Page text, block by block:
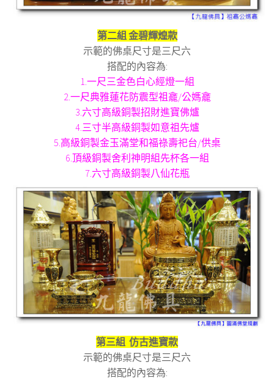
第二組 金碧輝煌款
示範的佛桌尺寸是三尺六
搭配的內容為:
1.一尺三金色白心經燈一組
2.一尺典雅蓮花防震型祖龕/公媽龕
3.六寸高級銅製招財進寶佛爐
4.三寸半高級銅製如意祖先爐
5.高級銅製金玉滿堂和福祿壽祀台/供桌
6.頂級銅製舍利神明組先杯各一組
7.六寸高級銅製八仙花瓶
第三組 仿古進寶款
示範的佛桌尺寸是三尺六
搭配的內容為: